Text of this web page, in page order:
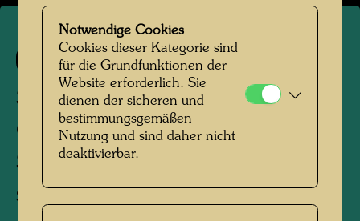
SCHUHSOHLENPLAKAT:
GROSSE FRAU MIT
SCHUHEN
Shoe-Sole Poster: Tall Woman with Shoes
Notwendige Cookies
Cookies dieser Kategorie sind
für die Grundfunktionen der
Website erforderlich. Sie
dienen der sicheren und
bestimmungsgemäßen
Nutzung und sind daher nicht
deaktivierbar.